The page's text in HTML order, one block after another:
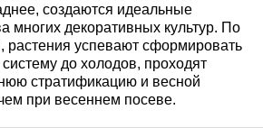
создаются идеальные
многих декоративных культур. По
растения успевают сформировать
до холодов, проходят
стратификацию и весной
при весеннем посеве.